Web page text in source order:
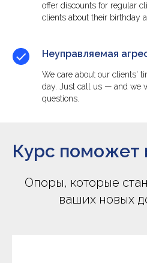
offer discounts for regular
clients about their birthday
Неуправляемая
We care about our clients'
day. Just call us — and we
questions.
Курс поможет
Опоры, которые
ваших новых